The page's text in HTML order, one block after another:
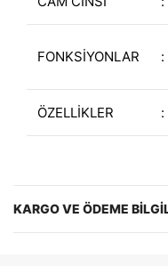
FONKSİYONLAR :
ÖZELLİKLER :
KARGO VE ÖDEME